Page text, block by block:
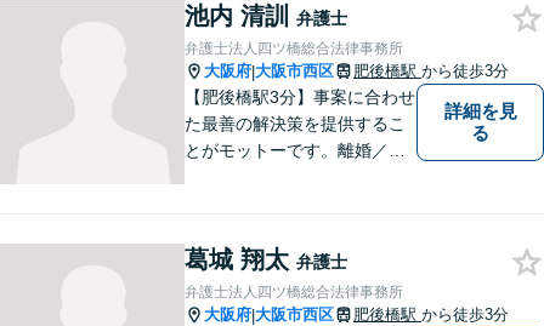
池内 清訓 弁護士
弁護士法人四ツ橋総合法律事務所
大阪府|大阪市西区 肥後橋駅 から徒歩3分
【肥後橋駅3分】事案に合わせ
た最善の解決策を提供するこ
とがモットーです。離婚／交
で、皆様の抱えるお困りごと
を解決へとスピーディに導き
ます。
詳細を見
る
葛城 翔太 弁護士
弁護士法人四ツ橋総合法律事務所
大阪府|大阪市西区 肥後橋駅 から徒歩3分